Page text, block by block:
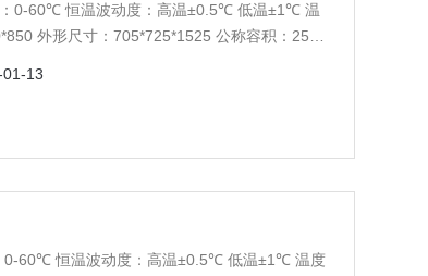
：0-60℃ 恒温波动度：高温±0.5℃ 低温±1℃ 温
外形尺寸：705*725*1525 公称容积：250L
13
0-60℃ 恒温波动度：高温±0.5℃ 低温±1℃ 温度